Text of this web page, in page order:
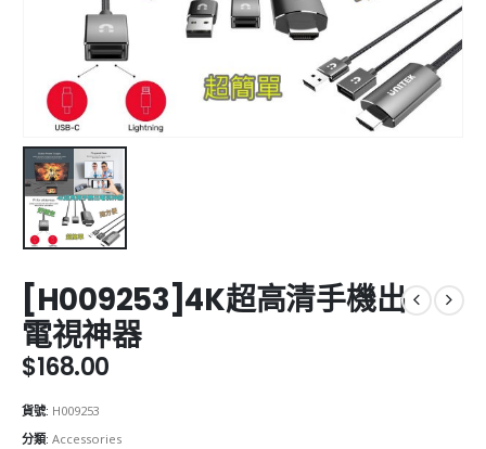
[H009253]4K超高清手機出
電視神器
$168.00
貨號: H009253
分類: Accessories